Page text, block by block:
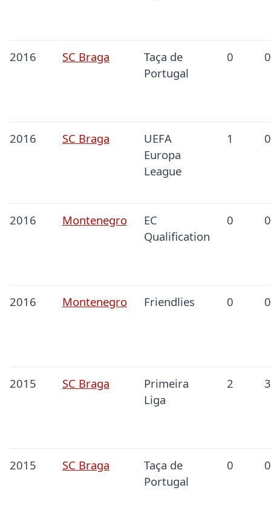
2016 SC Braga
Taça de
Portugal
0 0
2016 SC Braga
UEFA
Europa
League
1 0
2016 Montenegro
EC
Qualification
0 0
2016 Montenegro Friendlies 0 0
2015 SC Braga
Primeira
Liga
2 3
2015 SC Braga
Taça de
Portugal
0 0